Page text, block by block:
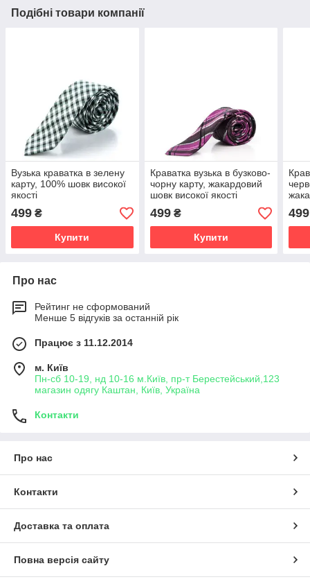
Подібні товари компанії
Вузька краватка в зелену
карту, 100% шовк високої
якості
499 ₴
Купити
Краватка вузька в бузково-
чорну карту, жакардовий
шовк високої якості
499₴
Купити
499
Про нас
Рейтинг не сформований
Менше 5 відгуків за останній рік
Працює з 11.12.2014
м. Київ
Пн-сб 10-19, нд 10-16 м.Київ, пр-т Берестейський,123
магазин одягу Каштан, Київ, Україна
Контакти
Про нас
Контакти
Доставка та оплата
Повна версія сайту